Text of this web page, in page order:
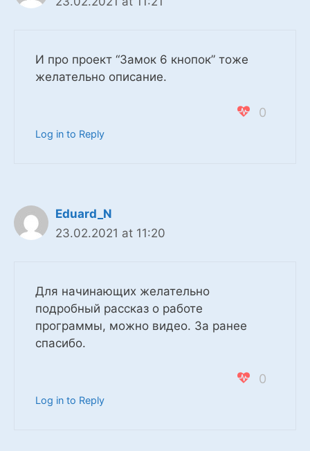
И про проект “Замок 6 кнопок” тоже
желательно описание.
0
Log in to Reply
Eduard_N
23.02.2021 at 11:20
Для начинающих желательно
подробный рассказ о работе
программы, можно видео. За ранее
спасибо.
0
Log in to Reply